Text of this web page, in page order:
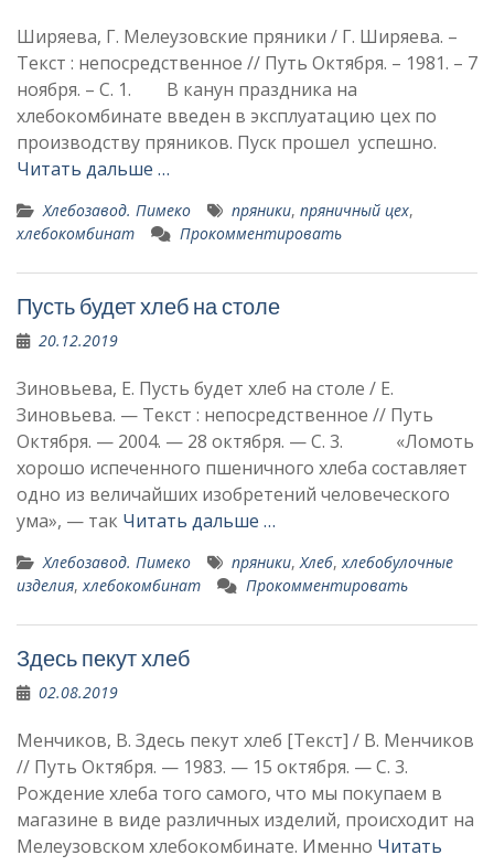
Ширяева, Г. Мелеузовские пряники / Г. Ширяева. –
Текст : непосредственное // Путь Октября. – 1981. – 7
ноября. – С. 1. В канун праздника на
хлебокомбинате введен в эксплуатацию цех по
производству пряников. Пуск прошел успешно.
Читать дальше …
Хлебозавод. Пимеко пряники, пряничный цех,
хлебокомбинат
Прокомментировать
Пусть будет хлеб на столе
20.12.2019
Зиновьева, Е. Пусть будет хлеб на столе / Е.
Зиновьева. — Текст : непосредственное // Путь
Октября. — 2004. — 28 октября. — С. 3. «Ломоть
хорошо испе­ченного пшеничного хлеба составляет
одно из вели­чайших изобретений чело­веческого
ума», — так Читать дальше …
Хлебозавод. Пимеко пряники,Хлеб,хлебобулочные
изделия,хлебокомбинат Прокомментировать
Здесь пекут хлеб
02.08.2019
Менчиков, В. Здесь пекут хлеб [Текст] / В. Менчиков
// Путь Октября. — 1983. — 15 октября. — С. 3.
Рождение хлеба того самого, что мы по­купаем в
магазине в виде различных изделий, про­исходит на
Мелеузовском хлебокомбинате. Именно Читать